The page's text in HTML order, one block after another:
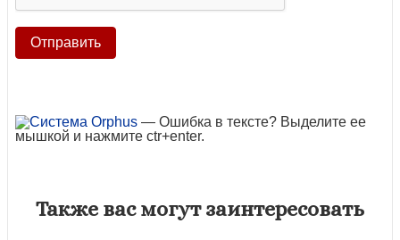
— Ошибка в тексте? Выделите ее
мышкой и нажмите ctr+enter.
Также вас могут заинтересовать